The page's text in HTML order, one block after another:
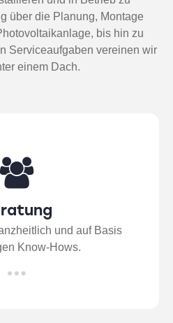
über die Planung, Montage
bis hin zu
Serviceaufgaben vereinen wir
einem Dach.
und auf Basis
Know-Hows.